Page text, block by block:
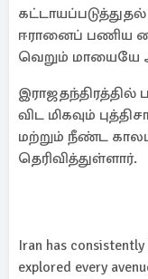
ஈரானைப் பணிய
வெறும் மாயையே
விட மிகவும்
மற்றும் நீண்ட
தெரிவித்துள்ளார்.
Iran has
explored every